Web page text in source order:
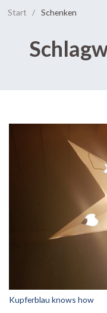
Start / Schenken
Kupferblau knows how